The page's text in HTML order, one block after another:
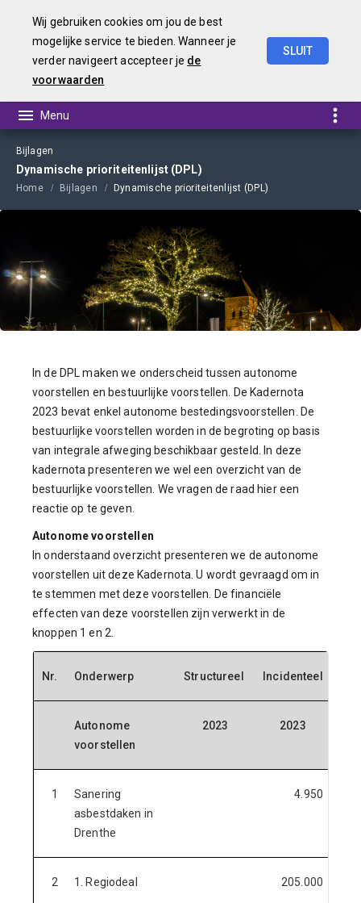
Wij gebruiken cookies om jou de best
mogelijke service te bieden. Wanneer je
verder navigeert accepteer je de
voorwaarden
SLUIT
Bijlagen
Dynamische prioriteitenlijst (DPL)
Home Bijlagen Dynamische prioriteitenlijst (DPL)
In de DPL maken we onderscheid tussen autonome
voorstellen en bestuurlijke voorstellen. De Kadernota
2023 bevat enkel autonome bestedingsvoorstellen. De
bestuurlijke voorstellen worden in de begroting op basis
van integrale afweging beschikbaar gesteld. In deze
kadernota presenteren we wel een overzicht van de
bestuurlijke voorstellen. We vragen de raad hier een
reactie op te geven.
Autonome voorstellen
In onderstaand overzicht presenteren we de autonome
voorstellen uit deze Kadernota. U wordt gevraagd om in
te stemmen met deze voorstellen. De financiële
effecten van deze voorstellen zijn verwerkt in de
knoppen 1 en 2.
Nr. Onderwerp Structureel Incidenteel
Autonome
voorstellen
2023 2023
1
Sanering
asbestdaken in
Drenthe
4.950
2 1. Regiodeal 205.000